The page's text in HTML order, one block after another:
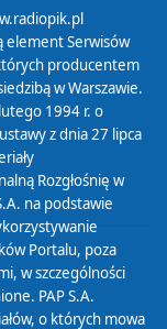
element Serwisów
producentem
w Warszawie.
1994 r. o
z dnia 27 lipca
Rozgłośnię w
na podstawie
Portalu, poza
w szczególności
PAP S.A.
o których mowa